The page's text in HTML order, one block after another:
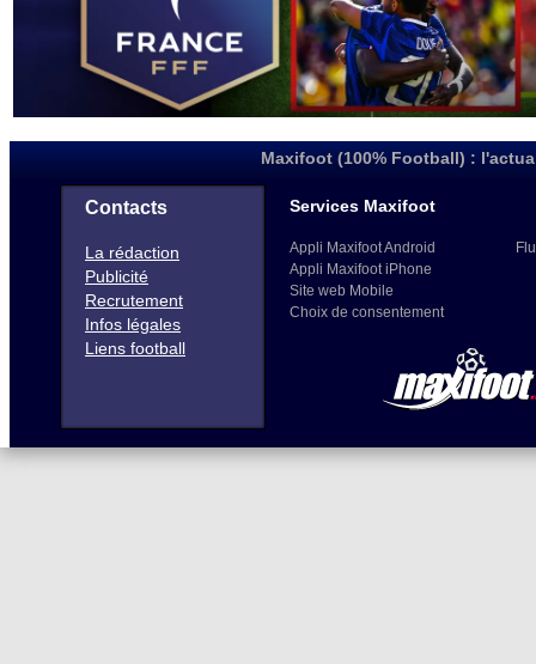
Maxifoot (100% Football) :
Contacts
La rédaction
Publicité
Recrutement
Infos légales
Liens football
Services Maxifoot
Appli Maxifoot Android
Appli Maxifoot iPhone
Site web Mobile
Choix de consentement